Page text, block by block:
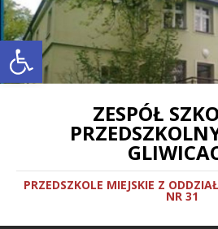
Otwórz pasek narzędzi
ZESPÓŁ
PRZEDSZKOLE MIEJSKIE Z
NR 31